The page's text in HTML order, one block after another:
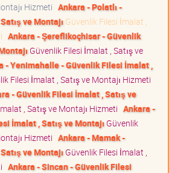
Hizmeti Ankara - Polatlı -
ve Montajı Güvenlik Filesi İmalat ,
Ankara - Şereflikoçhisar - Güvenlik
Güvenlik Filesi İmalat , Satış ve
- Yenimahalle - Güvenlik Filesi İmalat ,
Filesi İmalat , Satış ve Montajı Hizmeti
- Güvenlik Filesi İmalat , Satış ve
, Satış ve Montajı Hizmeti Ankara -
İmalat , Satış ve Montajı Güvenlik
Hizmeti Ankara - Mamak -
ve Montajı Güvenlik Filesi İmalat ,
Ankara - Sincan - Güvenlik Filesi